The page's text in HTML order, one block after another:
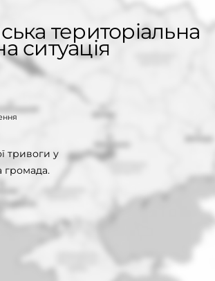
територіальна
ситуація
тривоги у
громада.